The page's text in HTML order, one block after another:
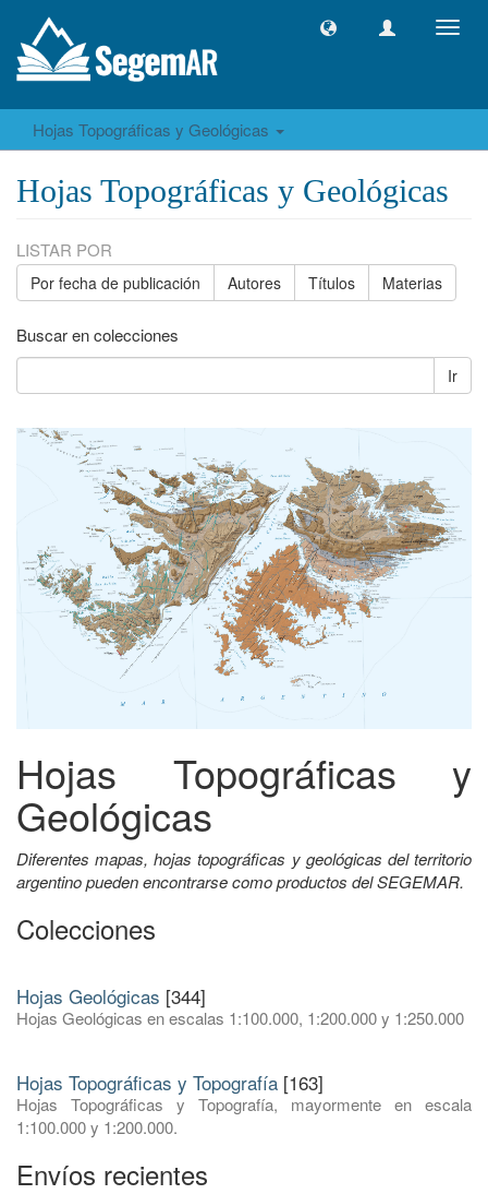
Hojas Topográficas y Geológicas
Hojas Topográficas y Geológicas
LISTAR POR
Por fecha de publicación Autores Títulos Materias
Buscar en colecciones
Ir
Hojas Topográficas y
Geológicas
Diferentes mapas, hojas topográficas y geológicas del territorio
argentino pueden encontrarse como productos del SEGEMAR.
Colecciones
Hojas Geológicas [344]
Hojas Geológicas en escalas 1:100.000, 1:200.000 y 1:250.000
Hojas Topográficas y Topografía [163]
Hojas Topográficas y Topografía, mayormente en escala
1:100.000 y 1:200.000.
Envíos recientes